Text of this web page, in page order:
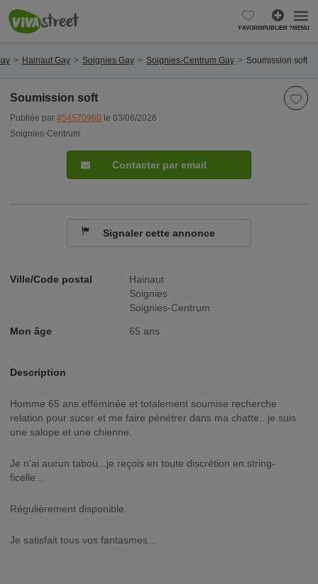
FAVORISPUBLIER ?MENU
Hainaut Gay Soignies Gay Soignies-Centrum Gay Soumission soft
Soumission soft
Publiée par #54570960 le 03/06/2026
Soignies-Centrum
Ville/Code postal
Hainaut
Soignies
Soignies-Centrum
Mon âge 65 ans
Description
Homme 65 ans efféminée et totalement soumise recherche
relation pour sucer et me faire pénétrer dans ma chatte...je suis
une salope et une chienne.
Je n'ai aucun tabou...je reçois en toute discrétion en string-
ficelle...
Régulièrement disponible.
Je satisfait tous vos fantasmes...
Contacter par email
Signaler cette annonce